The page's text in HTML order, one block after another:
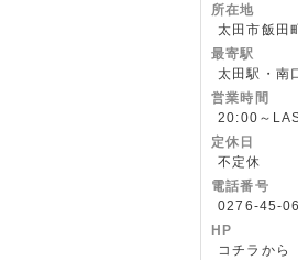
所在地
太田市飯田
最寄駅
太田駅・南
営業時間
20:00～
定休日
不定休
電話番号
0276-45-
HP
コチラから